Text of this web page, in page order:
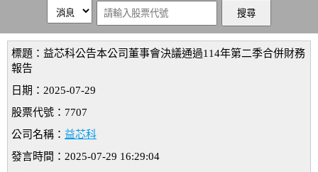
標題：益芯科公告本公司董事會決議通過114年第二季合併財務
報告
日期：2025-07-29
股票代號：7707
公司名稱： 益芯科
發言時間：2025-07-29 16:29:04